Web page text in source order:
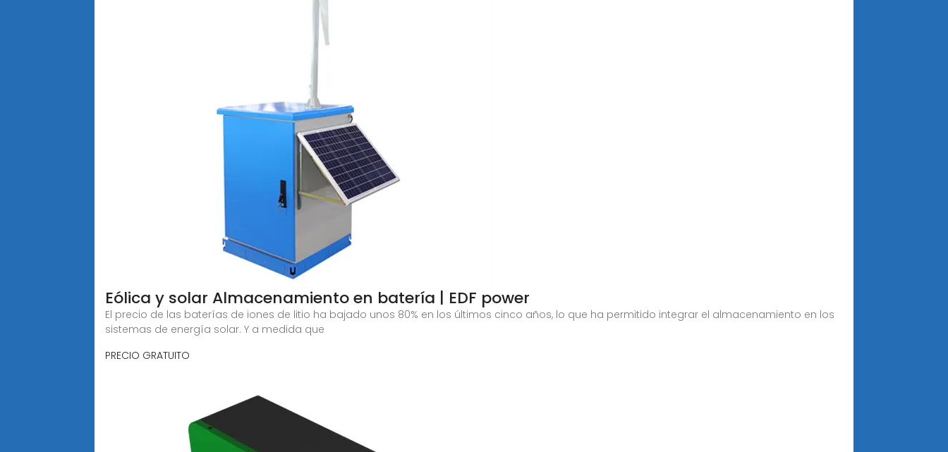
Eólica y solar Almacenamiento en batería | EDF power
El precio de las baterías de iones de litio ha bajado unos 80% en los últimos cinco años, lo que ha permitido integrar el almacenamiento en los
sistemas de energía solar. Y a medida que
PRECIO GRATUITO